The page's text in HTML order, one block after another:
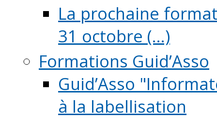
La prochaine
31 octobre (...)
Formations Guid’Asso
Guid’Asso
à la labellisation